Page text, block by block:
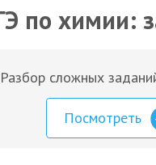
по химии:
Разбор сложных
Посмотреть